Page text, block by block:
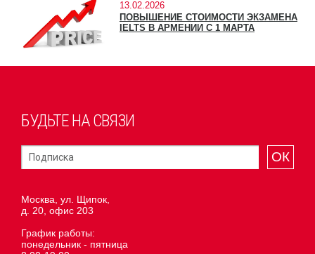
13.02.2026
ПОВЫШЕНИЕ СТОИМОСТИ ЭКЗАМЕНА
IELTS В АРМЕНИИ С 1 МАРТА
БУДЬТЕ НА СВЯЗИ
ОК
Москва, ул. Щипок,
д. 20, офис 203
График работы:
понедельник - пятница